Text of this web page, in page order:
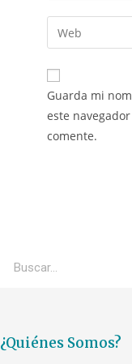
Guarda mi
este
comente.
¿Quiénes Somos?